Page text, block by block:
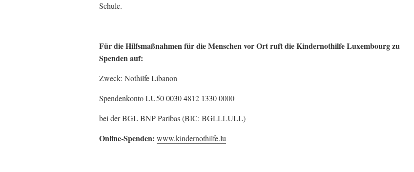
Schule.
Für die Hilfsmaßnahmen für die Menschen vor Ort ruft die Kindernothilfe Luxembourg zu
Spenden auf:
Zweck: Nothilfe Libanon
Spendenkonto LU50 0030 4812 1330 0000
bei der BGL BNP Paribas (BIC: BGLLLULL)
Online-Spenden: www.kindernothilfe.lu